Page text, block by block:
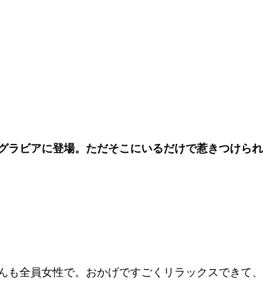
ラビアに登場。ただそこにいるだけで惹きつけられ
全員女性で。おかげですごくリラックスできて、